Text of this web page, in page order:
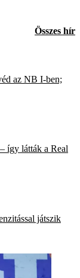
Összes hír
az NB I-ben;
így látták a Real
játszik